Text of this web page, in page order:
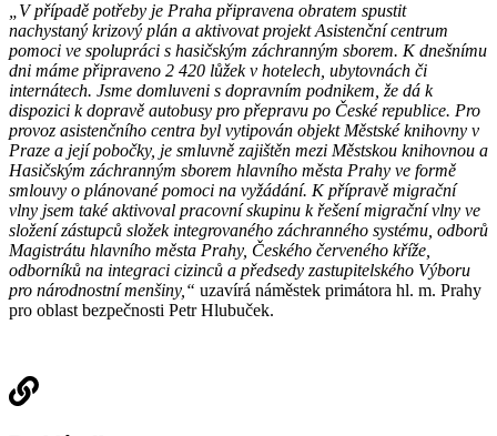
„V případě potřeby je Praha připravena obratem spustit
nachystaný krizový plán a aktivovat projekt Asistenční centrum
pomoci ve spolupráci s hasičským záchranným sborem. K dnešnímu
dni máme připraveno 2 420 lůžek v hotelech, ubytovnách či
internátech. Jsme domluveni s dopravním podnikem, že dá k
dispozici k dopravě autobusy pro přepravu po České republice. Pro
provoz asistenčního centra byl vytipován objekt Městské knihovny v
Praze a její pobočky, je smluvně zajištěn mezi Městskou knihovnou a
Hasičským záchranným sborem hlavního města Prahy ve formě
smlouvy o plánované pomoci na vyžádání. K přípravě migrační
vlny jsem také aktivoval pracovní skupinu k řešení migrační vlny ve
složení zástupců složek integrovaného záchranného systému, odborů
Magistrátu hlavního města Prahy, Českého červeného kříže,
odborníků na integraci cizinců a předsedy zastupitelského Výboru
pro národnostní menšiny,“ uzavírá náměstek primátora hl. m. Prahy
pro oblast bezpečnosti Petr Hlubuček.